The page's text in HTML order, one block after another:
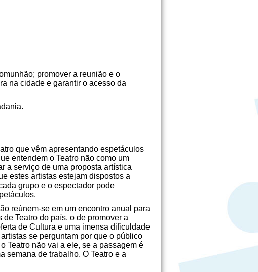
promover a reunião e o
na cidade e garantir o acesso da
que vêm apresentando espetáculos
entendem o Teatro não como um
a serviço de uma proposta artística
estes artistas estejam dispostos a
grupo e o espectador pode
reúnem-se em um encontro anual para
Teatro do país, o de promover a
de Cultura e uma imensa dificuldade
se perguntam por que o público
Teatro não vai a ele, se a passagem é
semana de trabalho. O Teatro e a